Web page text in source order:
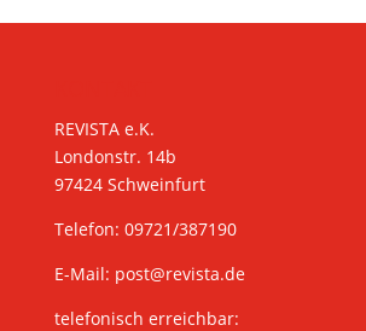
REVISTA e.K.
Londonstr. 14b
97424 Schweinfurt
Telefon: 09721/387190
E-Mail: post@revista.de
telefonisch erreichbar: